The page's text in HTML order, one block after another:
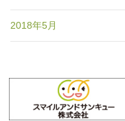
2018年5月